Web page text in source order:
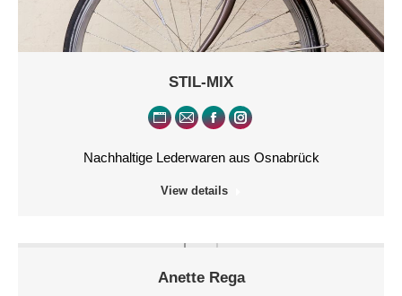
STIL-MIX
Nachhaltige Lederwaren aus Osnabrück
Persönlicher
Blog
Webseite
E-
FacebookInstagram
View details
Anette Rega